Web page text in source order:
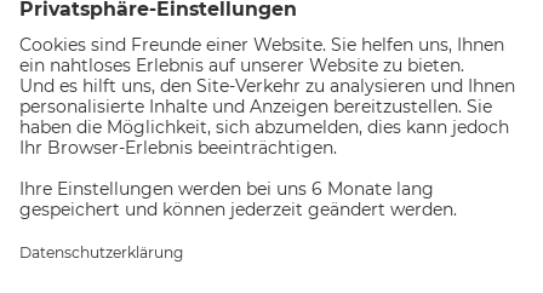
€479,00 per month
Bezirk Treptow-Köpenick:Bezirk Treptow-Köpenick
10.2m 2 | WG zimmer | Voll möbliert
Apartment Online gebucht,